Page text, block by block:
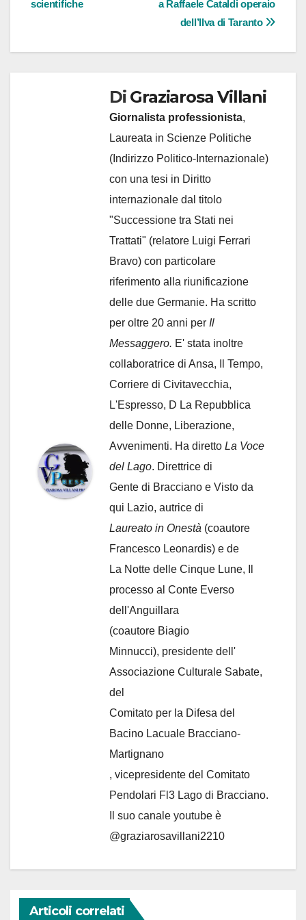
a Raffaele Cataldi operaio
dell’Ilva di Taranto
scientifiche
Di Graziarosa Villani
Giornalista professionista,
Laureata in Scienze Politiche
(Indirizzo Politico-Internazionale)
con una tesi in Diritto
internazionale dal titolo
"Successione tra Stati nei
Trattati" (relatore Luigi Ferrari
Bravo) con particolare
riferimento alla riunificazione
delle due Germanie. Ha scritto
per oltre 20 anni per Il
Messaggero. E' stata inoltre
collaboratrice di Ansa, Il Tempo,
Corriere di Civitavecchia,
L'Espresso, D La Repubblica
delle Donne, Liberazione,
Avvenimenti. Ha diretto La Voce
del Lago. Direttrice di
Gente di Bracciano e Visto da
qui Lazio, autrice di
Laureato in Onestà (coautore
Francesco Leonardis) e de
La Notte delle Cinque Lune, Il
processo al Conte Everso
dell'Anguillara
(coautore Biagio
Minnucci), presidente dell'
Associazione Culturale Sabate,
del
Comitato per la Difesa del
Bacino Lacuale Bracciano-
Martignano
, vicepresidente del Comitato
Pendolari Fl3 Lago di Bracciano.
Il suo canale youtube è
@graziarosavillani2210
Articoli correlati